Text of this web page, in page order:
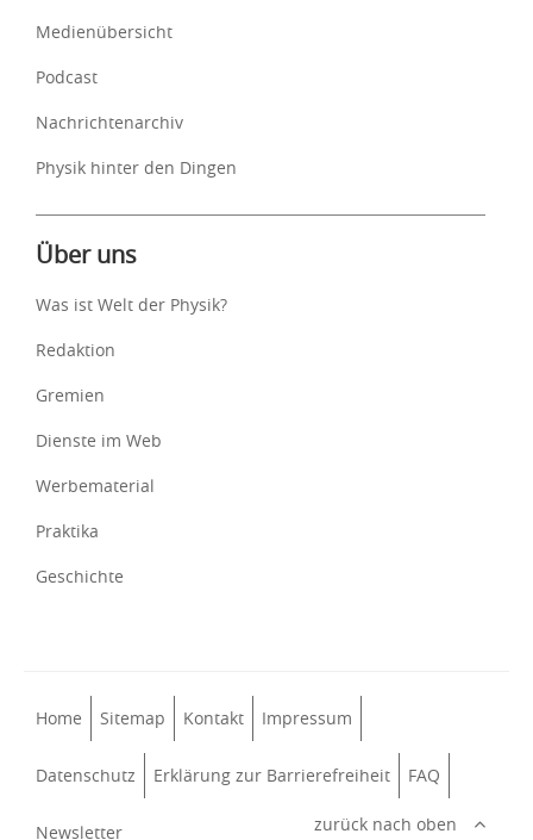
Medienübersicht
Podcast
Nachrichtenarchiv
Physik hinter den Dingen
Über uns
Was ist Welt der Physik?
Redaktion
Gremien
Dienste im Web
Werbematerial
Praktika
Geschichte
Home Sitemap Kontakt Impressum
Datenschutz Erklärung zur Barrierefreiheit FAQ
Newsletter zurück nach oben